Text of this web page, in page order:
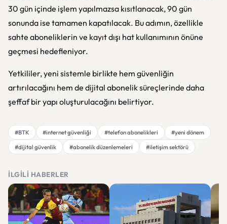
30 gün içinde işlem yapılmazsa kısıtlanacak, 90 gün
sonunda ise tamamen kapatılacak. Bu adımın, özellikle
sahte aboneliklerin ve kayıt dışı hat kullanımının önüne
geçmesi hedefleniyor.
Yetkililer, yeni sistemle birlikte hem güvenliğin
artırılacağını hem de dijital abonelik süreçlerinde daha
şeffaf bir yapı oluşturulacağını belirtiyor.
#BTK #internet güvenliği #telefon abonelikleri
#yeni dönem
#dijital güvenlik
#abonelik düzenlemeleri #iletişim sektörü
İLGILI HABERLER